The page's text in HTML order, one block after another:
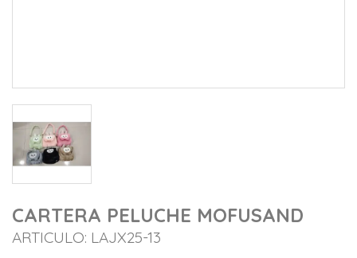
CARTERA PELUCHE MOFUSAND
ARTICULO: LAJX25-13